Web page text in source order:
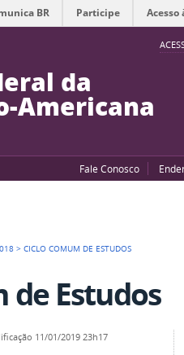
BR Participe Acesso
da
Americana
Fale Conosco
>CICLO COMUM DE ESTUDOS
de Estudos
11/01/2019 23h17